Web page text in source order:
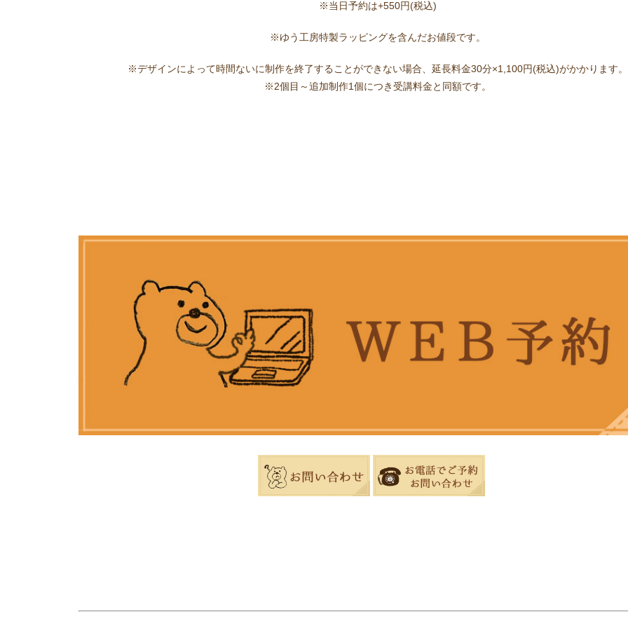
※当日予約は+550円(税込)
※ゆう工房特製ラッピングを含んだお値段です。
※デザインによって時間ないに制作を終了することができない場合、延長料金30分×1,100円(税込)がかかります。
※2個目～追加制作1個につき受講料金と同額です。